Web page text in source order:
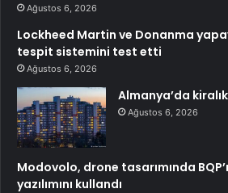
Ağustos 6, 2026
Lockheed Martin ve Donanma
tespit sistemini test etti
Ağustos 6, 2026
Almanya’da
Ağustos 6, 2026
Modovolo, drone tasarımında
yazılımını kullandı